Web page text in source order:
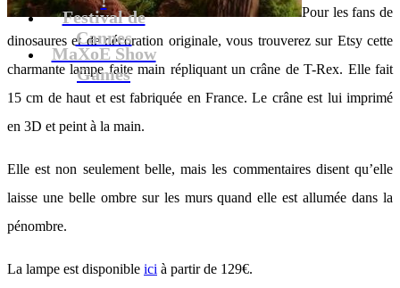
Festival de
Cannes
MaXoE Show
Games
Pour les fans de
dinosaures et de décoration originale, vous trouverez sur Etsy cette
charmante lampe faite main répliquant un crâne de T-Rex. Elle fait
15 cm de haut et est fabriquée en France. Le crâne est lui imprimé
en 3D et peint à la main.
Elle est non seulement belle, mais les commentaires disent qu’elle
laisse une belle ombre sur les murs quand elle est allumée dans la
pénombre.
La lampe est disponible ici à partir de 129€.